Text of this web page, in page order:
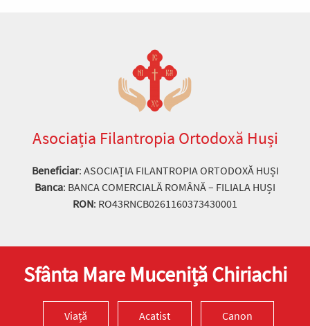
Asociația Filantropia Ortodoxă Huși
Beneficiar: ASOCIAȚIA FILANTROPIA ORTODOXĂ HUȘI
Banca: BANCA COMERCIALĂ ROMÂNĂ – FILIALA HUȘI
RON: RO43RNCB0261160373430001
Sfânta Mare Muceniță Chiriachi
Viață Acatist Canon